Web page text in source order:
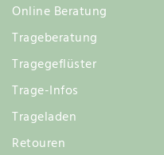
Online Beratung
Trageberatung
Tragegeflüster
Trage-Infos
Trageladen
Retouren